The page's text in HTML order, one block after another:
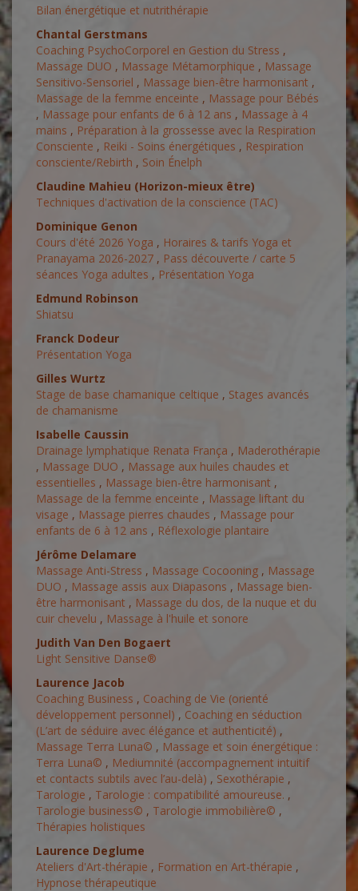
Bilan énergétique et nutrithérapie
Chantal Gerstmans
Coaching PsychoCorporel en Gestion du Stress ,
Massage DUO , Massage Métamorphique , Massage
Sensitivo-Sensoriel , Massage bien-être harmonisant ,
Massage de la femme enceinte , Massage pour Bébés
, Massage pour enfants de 6 à 12 ans , Massage à 4
mains , Préparation à la grossesse avec la Respiration
Consciente , Reiki - Soins énergétiques , Respiration
consciente/Rebirth , Soin Énelph
Claudine Mahieu (Horizon-mieux être)
Techniques d'activation de la conscience (TAC)
Dominique Genon
Cours d'été 2026 Yoga , Horaires & tarifs Yoga et
Pranayama 2026-2027 , Pass découverte / carte 5
séances Yoga adultes , Présentation Yoga
Edmund Robinson
Shiatsu
Franck Dodeur
Présentation Yoga
Gilles Wurtz
Stage de base chamanique celtique , Stages avancés
de chamanisme
Isabelle Caussin
Drainage lymphatique Renata França , Maderothérapie
, Massage DUO , Massage aux huiles chaudes et
essentielles , Massage bien-être harmonisant ,
Massage de la femme enceinte , Massage liftant du
visage , Massage pierres chaudes , Massage pour
enfants de 6 à 12 ans , Réflexologie plantaire
Jérôme Delamare
Massage Anti-Stress , Massage Cocooning , Massage
DUO , Massage assis aux Diapasons , Massage bien-
être harmonisant , Massage du dos, de la nuque et du
cuir chevelu , Massage à l'huile et sonore
Judith Van Den Bogaert
Light Sensitive Danse®
Laurence Jacob
Coaching Business , Coaching de Vie (orienté
développement personnel) , Coaching en séduction
(L’art de séduire avec élégance et authenticité) ,
Massage Terra Luna© , Massage et soin énergétique :
Terra Luna© , Mediumnité (accompagnement intuitif
et contacts subtils avec l’au-delà) , Sexothérapie ,
Tarologie , Tarologie : compatibilité amoureuse. ,
Tarologie business© , Tarologie immobilière© ,
Thérapies holistiques
Laurence Deglume
Ateliers d'Art-thérapie , Formation en Art-thérapie ,
Hypnose thérapeutique